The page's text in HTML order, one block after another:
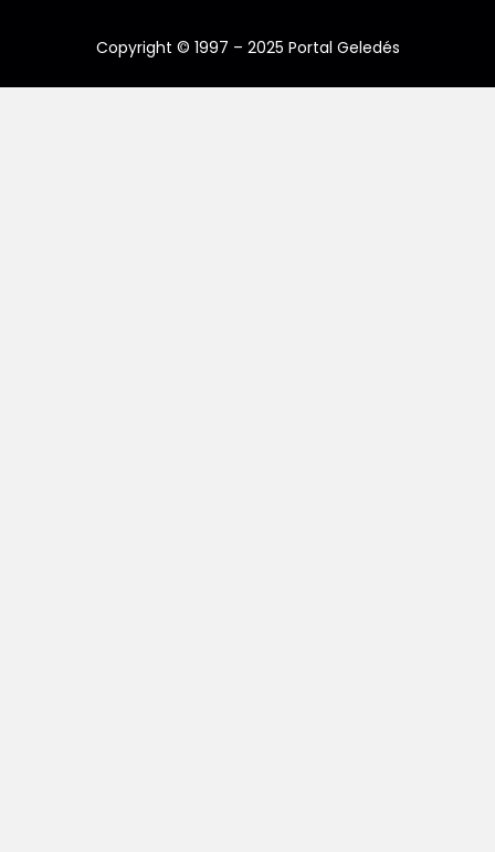
Copyright © 1997 – 2025 Portal Geledés